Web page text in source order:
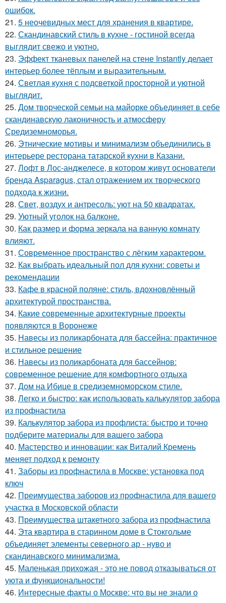
ошибок.
21. 5 неочевидных мест для хранения в квартире.
22. Скандинавский стиль в кухне - гостиной всегда
выглядит свежо и уютно.
23. Эффект тканевых панелей на стене Instantly делает
интерьер более тёплым и выразительным.
24. Светлая кухня с подсветкой просторной и уютной
выглядит.
25. Дом творческой семьи на майорке объединяет в себе
скандинавскую лаконичность и атмосферу
Средиземноморья.
26. Этнические мотивы и минимализм объединились в
интерьере ресторана татарской кухни в Казани.
27. Лофт в Лос-анджелесе, в котором живут основатели
бренда Asparagus, стал отражением их творческого
подхода к жизни.
28. Свет, воздух и антресоль: уют на 50 квадратах.
29. Уютный уголок на балконе.
30. Как размер и форма зеркала на ванную комнату
влияют.
31. Современное пространство с лёгким характером.
32. Как выбрать идеальный пол для кухни: советы и
рекомендации
33. Кафе в красной поляне: стиль, вдохновлённый
архитектурой пространства.
34. Какие современные архитектурные проекты
появляются в Воронеже
35. Навесы из поликарбоната для бассейна: практичное
и стильное решение
36. Навесы из поликарбоната для бассейнов:
современное решение для комфортного отдыха
37. Дом на Ибице в средиземноморском стиле.
38. Легко и быстро: как использовать калькулятор забора
из профнастила
39. Калькулятор забора из профлиста: быстро и точно
подберите материалы для вашего забора
40. Мастерство и инновации: как Виталий Кремень
меняет подход к ремонту
41. Заборы из профнастила в Москве: установка под
ключ
42. Преимущества заборов из профнастила для вашего
участка в Московской области
43. Преимущества штакетного забора из профнастила
44. Эта квартира в старинном доме в Стокгольме
объединяет элементы северного ар - нуво и
скандинавского минимализма.
45. Маленькая прихожая - это не повод отказываться от
уюта и функциональности!
46. Интересные факты о Москве: что вы не знали о